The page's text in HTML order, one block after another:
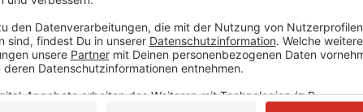
Wir öffnen mit euch jeden Tag ein Türchen. Dazu
Türchensteher organisiert. Atze Schröder bringt
frei Haus. Lustig, (be)sinnlich und mit Locken. Und